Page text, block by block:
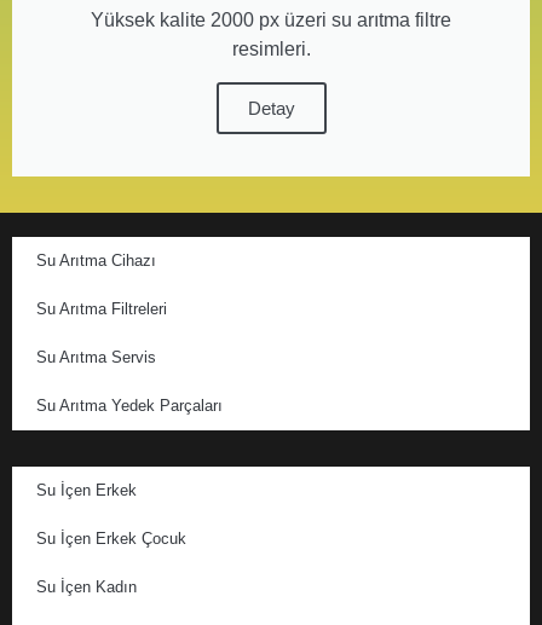
Yüksek kalite 2000 px üzeri su arıtma filtre
resimleri.
Detay
Su Arıtma Cihazı
Su Arıtma Filtreleri
Su Arıtma Servis
Su Arıtma Yedek Parçaları
Su İçen Erkek
Su İçen Erkek Çocuk
Su İçen Kadın